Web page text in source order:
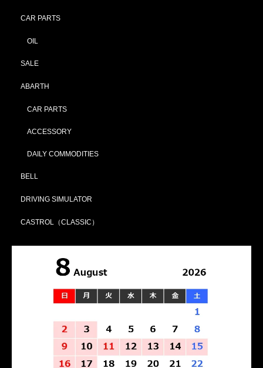
CAR PARTS
OIL
SALE
ABARTH
CAR PARTS
ACCESSORY
DAILY COMMODITIES
BELL
DRIVING SIMULATOR
CASTROL（CLASSIC）